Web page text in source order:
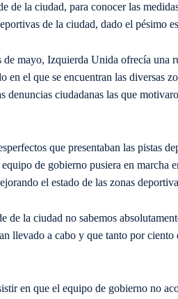
de la ciudad, para conocer las
de la ciudad, dado el pésimo
mayo, Izquierda Unida ofrecía una
en el que se encuentran las diversas
denuncias ciudadanas las que
que presentaban las pistas
de gobierno pusiera en marcha
el estado de las zonas
de la ciudad no sabemos
llevado a cabo y que tanto por ciento
en que el equipo de gobierno no